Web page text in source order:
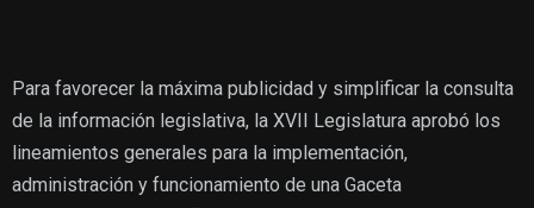
Para favorecer la máxima publicidad y simplificar la consulta
de la información legislativa, la XVII Legislatura aprobó los
lineamientos generales para la implementación,
administración y funcionamiento de una Gaceta